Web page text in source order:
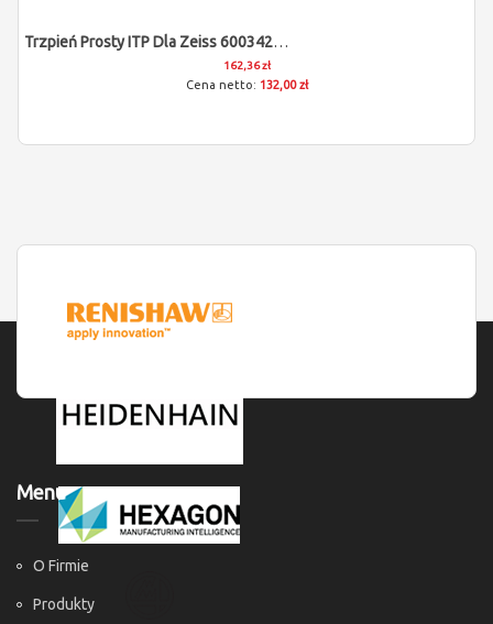
Trzpień Prosty ITP Dla Zeiss 600342-8201-000
162,36 zł
132,00 zł
Menu
O Firmie
Produkty